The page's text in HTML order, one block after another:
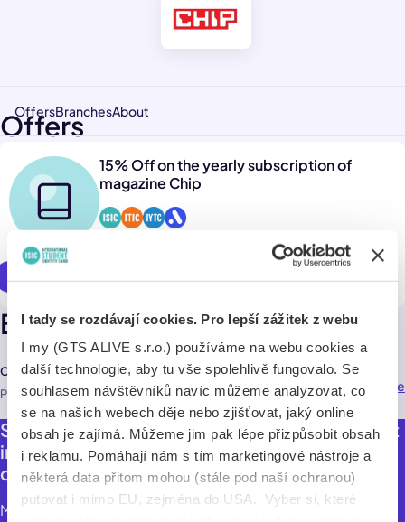
I tady se rozdávají cookies. Pro lepší zážitek z webu
I my (GTS ALIVE s.r.o.) používáme na webu cookies a
další technologie, aby tu vše spolehlivě fungovalo. Se
souhlasem návštěvníků navíc můžeme analyzovat, co
se na našich webech děje nebo zjišťovat, jaký online
obsah je zajímá. Můžeme jim pak lépe přizpůsobit obsah
i reklamu. Pomáhají nám s tím marketingové nástroje a
některá data přitom mohou (stále pod naší ochranou)
putovat i mimo EU, zejména do USA. Vyber si, které
OffersBranchesAbout
Offers
15% Off on the yearly subscription of
magazine Chip
Branches
Chip
Přemyslovská 2845/43 , Praha 3 13000
73,1 km Navigate
Subsription for Chip, monthly magazine about
information and digital technology with 15%
discount.
Monthly magazine about information and digital